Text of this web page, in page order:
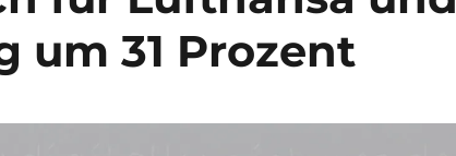
um 31 Prozent